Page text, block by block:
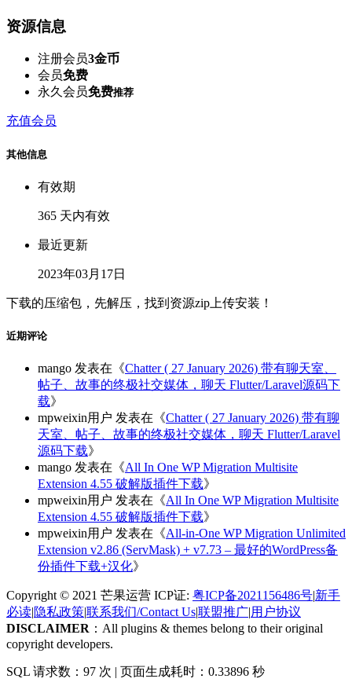
资源信息
注册会员3金币
会员免费
永久会员免费推荐
充值会员
其他信息
有效期
365 天内有效
最近更新
2023年03月17日
下载的压缩包，先解压，找到资源zip上传安装！
近期评论
mango 发表在《Chatter ( 27 January 2026) 带有聊天室、
帖子、故事的终极社交媒体，聊天 Flutter/Laravel源码下
载》
mpweixin用户 发表在《Chatter ( 27 January 2026) 带有聊
天室、帖子、故事的终极社交媒体，聊天 Flutter/Laravel
源码下载》
mango 发表在《All In One WP Migration Multisite
Extension 4.55 破解版插件下载》
mpweixin用户 发表在《All In One WP Migration Multisite
Extension 4.55 破解版插件下载》
mpweixin用户 发表在《All-in-One WP Migration Unlimited
Extension v2.86 (ServMask) + v7.73 – 最好的WordPress备
份插件下载+汉化》
Copyright © 2021 芒果运营 ICP证: 粤ICP备2021156486号|新手
必读|隐私政策|联系我们/Contact Us|联盟推广|用户协议
DISCLAIMER ：All plugins & themes belong to their original
copyright developers.
SQL 请求数：97 次 | 页面生成耗时：0.33896 秒